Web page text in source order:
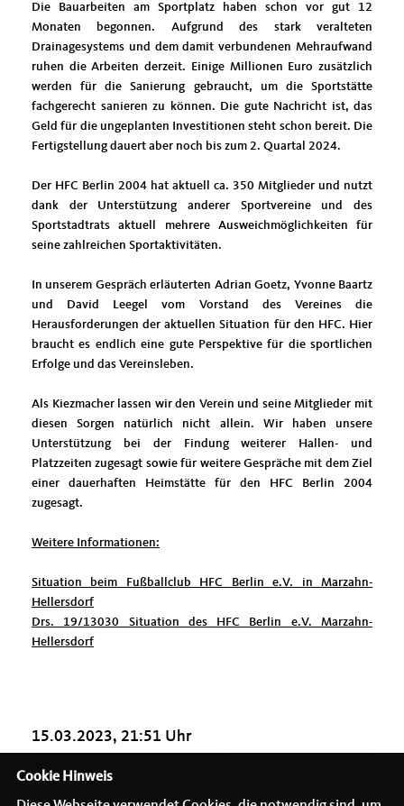
Die Bauarbeiten am Sportplatz haben schon vor gut 12
Monaten begonnen. Aufgrund des stark veralteten
Drainagesystems und dem damit verbundenen Mehraufwand
ruhen die Arbeiten derzeit. Einige Millionen Euro zusätzlich
werden für die Sanierung gebraucht, um die Sportstätte
fachgerecht sanieren zu können. Die gute Nachricht ist, das
Geld für die ungeplanten Investitionen steht schon bereit. Die
Fertigstellung dauert aber noch bis zum 2. Quartal 2024.
Der HFC Berlin 2004 hat aktuell ca. 350 Mitglieder und nutzt
dank der Unterstützung anderer Sportvereine und des
Sportstadtrats aktuell mehrere Ausweichmöglichkeiten für
seine zahlreichen Sportaktivitäten.
In unserem Gespräch erläuterten Adrian Goetz, Yvonne Baartz
und David Leegel vom Vorstand des Vereines die
Herausforderungen der aktuellen Situation für den HFC. Hier
braucht es endlich eine gute Perspektive für die sportlichen
Erfolge und das Vereinsleben.
Als Kiezmacher lassen wir den Verein und seine Mitglieder mit
diesen Sorgen natürlich nicht allein. Wir haben unsere
Unterstützung bei der Findung weiterer Hallen- und
Platzzeiten zugesagt sowie für weitere Gespräche mit dem Ziel
einer dauerhaften Heimstätte für den HFC Berlin 2004
zugesagt.
Weitere Informationen:
Situation beim Fußballclub HFC Berlin e.V. in Marzahn-
Hellersdorf
Drs. 19/13030 Situation des HFC Berlin e.V. Marzahn-
Hellersdorf
15.03.2023, 21:51 Uhr
Cookie Hinweis